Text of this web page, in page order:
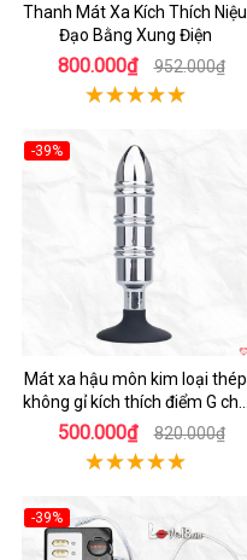
Thanh Mát Xa Kích Thích Niệu
Đạo Bằng Xung Điện
800.000₫ 952.000₫
-39%
Mát xa hậu môn kim loại thép
không gỉ kích thích điểm G cho
người dùng LGBT
500.000₫ 820.000₫
-39%